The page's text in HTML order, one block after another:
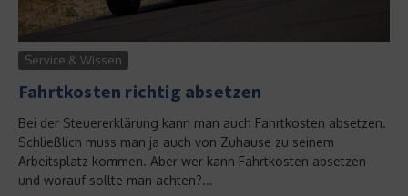
Service & Wissen
Fahrtkosten richtig absetzen
Bei der Steuererklärung kann man auch Fahrtkosten absetzen.
Schließlich muss man ja auch von Zuhause zu seinem
Arbeitsplatz kommen. Aber wer kann Fahrtkosten absetzen
und worauf sollte man achten?...